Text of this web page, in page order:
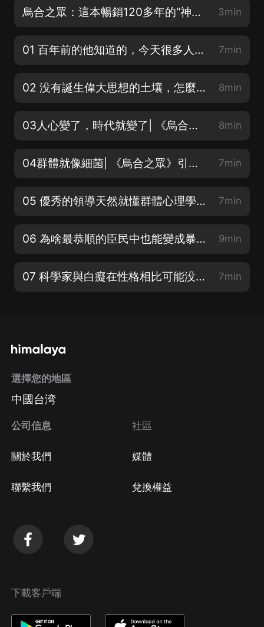
眾》作為一本經典的價值所在：它一針見血地指出了群體
一旦加入傳銷組織，智商就會嚴重降低，等等...
烏合之眾：這本暢銷120多年的“神書”究竟講了什麼？ 3min
01 百年前的他知道的，今天很多人仍不懂 | 《烏合之眾》1902年作者序言（上） 7min
02 没有誕生偉大思想的土壤，怎麼會有偉大思想的誕生 | 《烏合之眾》1902年作者序言（下） 8min
03人心變了，時代就變了| 《烏合之眾》引言群體的時代（上） 8min
04群體就像細菌| 《烏合之眾》引言群體的時代（中） 7min
05 優秀的領導天然就懂群體心理學| 《烏合之眾》引言群體的時代（下） 7min
06 為啥最恭順的臣民中也能變成暴徒| 《烏合之眾》群體的普遍特征和群體思維（一） 9min
07 科學家與白癡在性格相比可能没有差别| 《烏合之眾》群體的普遍特征和群體思維（二） 7min
選擇您的地區
中國台湾
公司信息
關於我們
聯繫我們
社區
媒體
兌換權益
下載客戶端